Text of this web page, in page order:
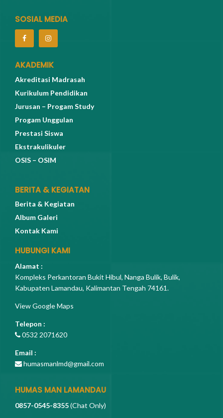
SOSIAL MEDIA
AKADEMIK
Akreditasi Madrasah
Kurikulum Pendidikan
Jurusan – Progam Study
Progam Unggulan
Prestasi Siswa
Ekstrakulikuler
OSIS – OSIM
BERITA & KEGIATAN
Berita & Kegiatan
Album Galeri
Kontak Kami
HUBUNGI KAMI
Alamat :
Kompleks Perkantoran Bukit Hibul, Nanga Bulik, Bulik,
Kabupaten Lamandau, Kalimantan Tengah 74161.
View Google Maps
Telepon :
0532 2071620
Email :
humasmanlmd@gmail.com
HUMAS MAN LAMANDAU
0857-0545-8355(Chat Only)